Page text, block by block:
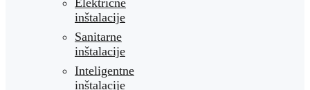
Električne
inštalacije
Sanitarne
inštalacije
Inteligentne
inštalacije